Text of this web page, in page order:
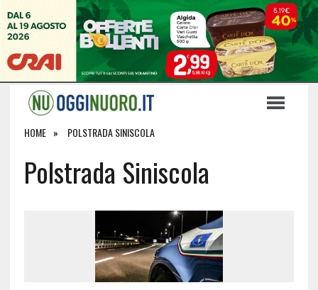
HOME POLSTRADA SINISCOLA
Polstrada Siniscola